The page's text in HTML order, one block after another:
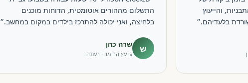
והייעוץ
בלעדיהם.״
התשלום מההורים אוטומטית, הדוחות מוכנים
בלחיצה, ואני יכולה להתרכז בילדים במקום במחשב.״
ש שרה כהן
גן עץ הרימון · רעננה